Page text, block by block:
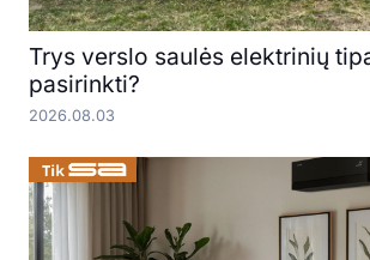
Trys verslo saulės elektrinių
pasirinkti?
2026.08.03